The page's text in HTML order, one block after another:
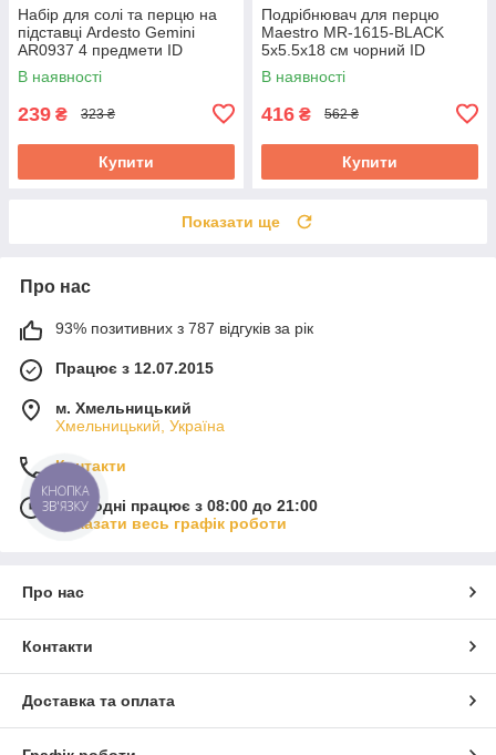
Набір для солі та перцю на
підставці Ardesto Gemini
AR0937 4 предмети ID
5245358
В наявності
239 ₴ 323 ₴
Купити
Подрібнювач для перцю
Maestro MR-1615-BLACK
5х5.5х18 см чорний ID
5063814
В наявності
416 ₴ 562 ₴
Купити
Показати ще
Про нас
93% позитивних з 787 відгуків за рік
Працює з 12.07.2015
м. Хмельницький
Хмельницький, Україна
Контакти
Сьогодні працює з 08:00 до 21:00
Показати весь графік роботи
Про нас
Контакти
Доставка та оплата
КНОПКА
ЗВ'ЯЗКУ